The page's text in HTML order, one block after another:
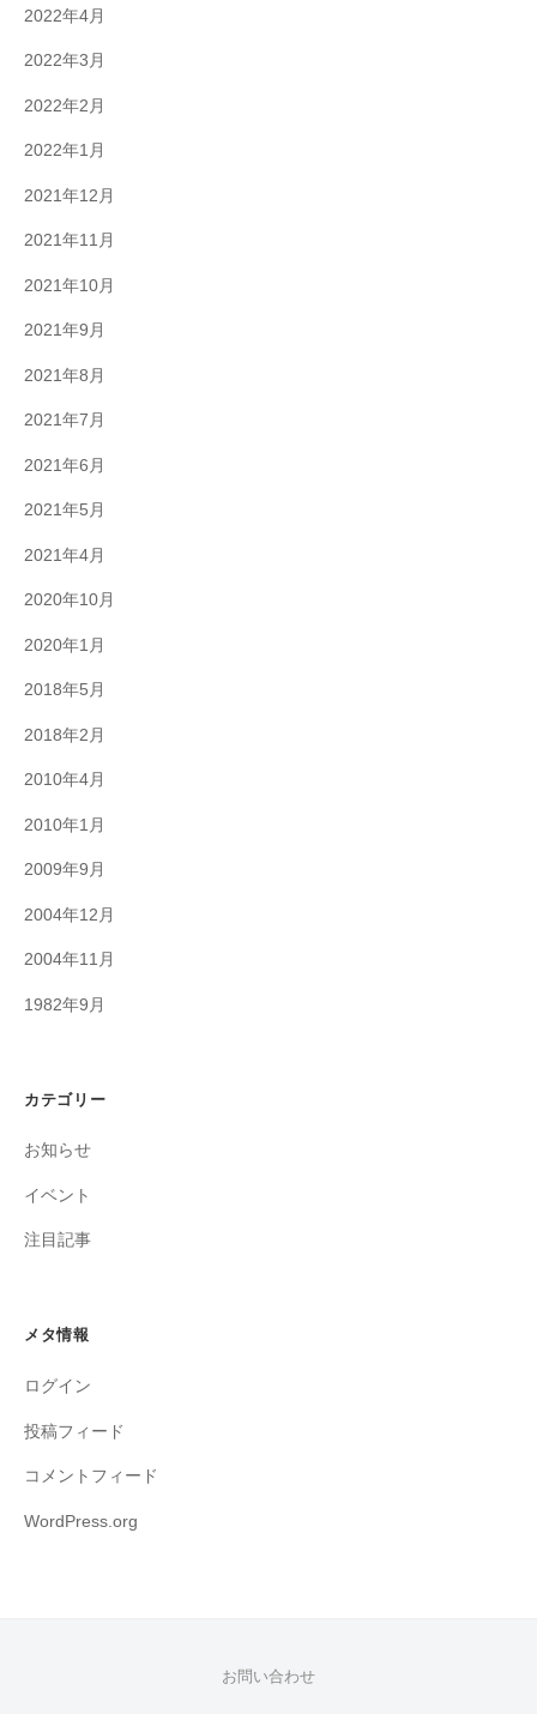
2022年4月
2022年3月
2022年2月
2022年1月
2021年12月
2021年11月
2021年10月
2021年9月
2021年8月
2021年7月
2021年6月
2021年5月
2021年4月
2020年10月
2020年1月
2018年5月
2018年2月
2010年4月
2010年1月
2009年9月
2004年12月
2004年11月
1982年9月
カテゴリー
お知らせ
イベント
注目記事
メタ情報
ログイン
投稿フィード
コメントフィード
WordPress.org
お問い合わせ